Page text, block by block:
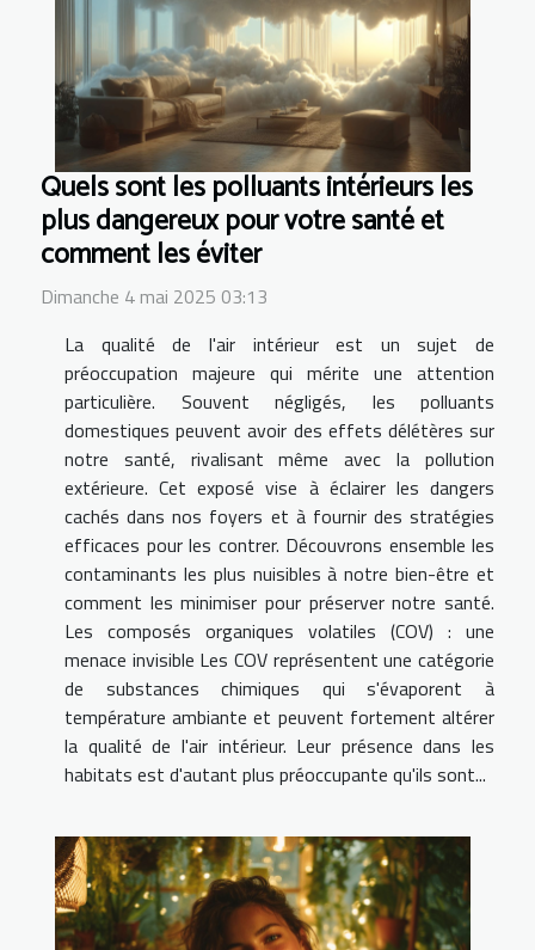
Quels sont les polluants intérieurs les
plus dangereux pour votre santé et
comment les éviter
Dimanche 4 mai 2025 03:13
La qualité de l'air intérieur est un sujet de
préoccupation majeure qui mérite une attention
particulière. Souvent négligés, les polluants
domestiques peuvent avoir des effets délétères sur
notre santé, rivalisant même avec la pollution
extérieure. Cet exposé vise à éclairer les dangers
cachés dans nos foyers et à fournir des stratégies
efficaces pour les contrer. Découvrons ensemble les
contaminants les plus nuisibles à notre bien-être et
comment les minimiser pour préserver notre santé.
Les composés organiques volatiles (COV) : une
menace invisible Les COV représentent une catégorie
de substances chimiques qui s'évaporent à
température ambiante et peuvent fortement altérer
la qualité de l'air intérieur. Leur présence dans les
habitats est d'autant plus préoccupante qu'ils sont...